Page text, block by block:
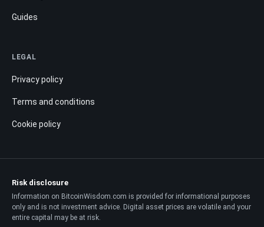
Guides
LEGAL
Privacy policy
Terms and conditions
Cookie policy
Risk disclosure
Information on BitcoinWisdom.com is provided for informational purposes
only and is not investment advice. Digital asset prices are volatile and your
entire capital may be at risk.